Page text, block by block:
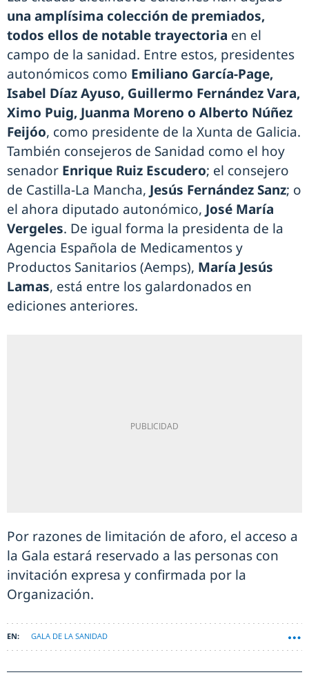
una amplísima colección de premiados,
todos ellos de notable trayectoria en el
campo de la sanidad. Entre estos, presidentes
autonómicos como Emiliano García-Page,
Isabel Díaz Ayuso, Guillermo Fernández Vara,
Ximo Puig, Juanma Moreno o Alberto Núñez
Feijóo, como presidente de la Xunta de Galicia.
También consejeros de Sanidad como el hoy
senador Enrique Ruiz Escudero; el consejero
de Castilla-La Mancha, Jesús Fernández Sanz; o
el ahora diputado autonómico, José María
Vergeles. De igual forma la presidenta de la
Agencia Española de Medicamentos y
Productos Sanitarios (Aemps), María Jesús
Lamas, está entre los galardonados en
ediciones anteriores.
Por razones de limitación de aforo, el acceso a
la Gala estará reservado a las personas con
invitación expresa y confirmada por la
Organización.
GALA DE LA SANIDAD